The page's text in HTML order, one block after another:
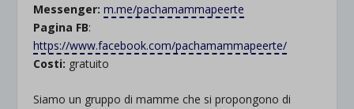
Messenger: m.me/pachamammapeerte
Pagina FB:
https://www.facebook.com/pachamammapeerte/
Costi: gratuito
Siamo un gruppo di mamme che si propongono di